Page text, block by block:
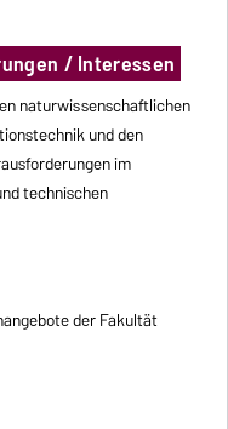
/ Interessen
naturwissenschaftlichen
und den
im
technischen
der Fakultät